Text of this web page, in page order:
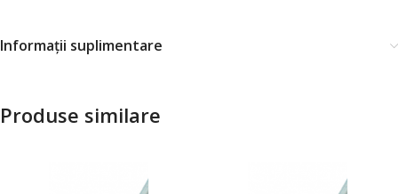
Informații suplimentare
Produse similare